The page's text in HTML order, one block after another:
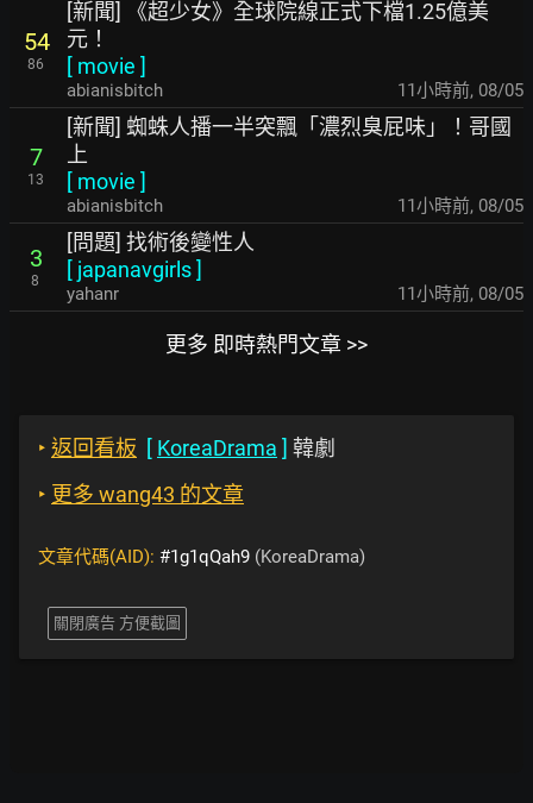
54
86
[新聞] 《超少女》全球院線正式下檔1.25億美
元！
[ movie ]
abianisbitch 11小時前, 08/05
7
13
[新聞] 蜘蛛人播一半突飄「濃烈臭屁味」！哥國
上
[ movie ]
abianisbitch 11小時前, 08/05
3
8
[問題] 找術後變性人
[ japanavgirls]
yahanr 11小時前, 08/05
更多 即時熱門文章 >>
‣ 返回看板 [ KoreaDrama ] 韓劇
‣ 更多 wang43 的文章
文章代碼(AID): #1g1qQah9 (KoreaDrama)
關閉廣告 方便截圖